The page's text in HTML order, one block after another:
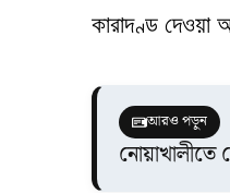
কারাদণ্ড দেওয়া
আরও পড়ুন
নোয়াখালীতে